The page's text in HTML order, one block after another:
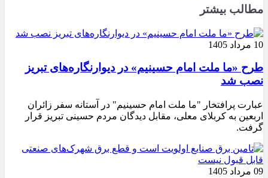
مطالب بیشتر
10 مرداد 1405
طرح «ما ملت امام حسینیم» در دیوارنگاره‌های تبریز
نصب شد
عبارت پرافتخار "ما ملت امام حسینیم" در آستانه سفر زائران
اربعین به کربلای معلی، مقابل دیدگان مردم حسینی تبریز قرار
گرفت.
09 مرداد 1405